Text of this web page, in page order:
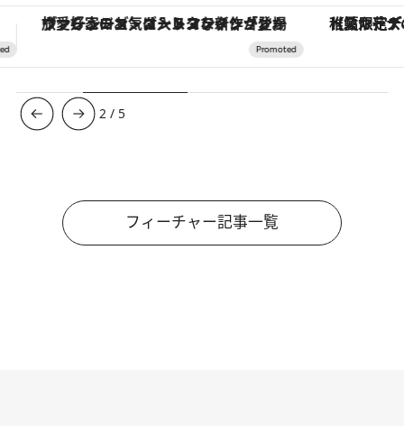
【夏限定ディナーコース】旬を迎える稚鮎や花ズッキーニなどをイタリア・トスカーナの郷土料理の手法で満喫！
3 / 5
フィーチャー記事一覧